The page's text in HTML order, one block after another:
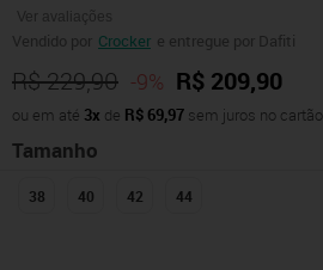
Ver avaliações
Vendido por Crocker e entregue por Dafiti
R$ 229,90 -9% R$ 209,90
ou em até 3x de R$ 69,97 sem juros no cartão
Tamanho
38 40 42 44